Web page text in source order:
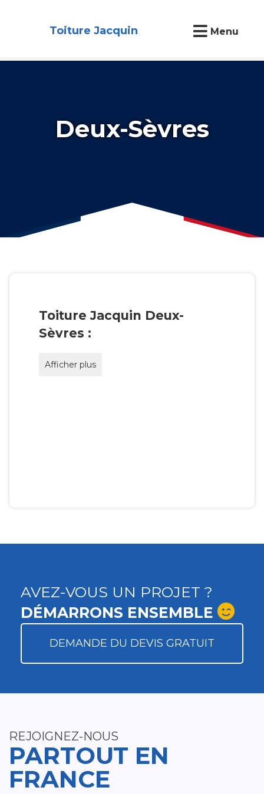
Toiture Jacquin Menu
Deux-Sèvres
Toiture Jacquin Deux-
Sèvres :
Afficher plus
AVEZ-VOUS UN PROJET ?
DÉMARRONS ENSEMBLE
DEMANDE DU DEVIS GRATUIT
REJOIGNEZ-NOUS
PARTOUT EN
FRANCE